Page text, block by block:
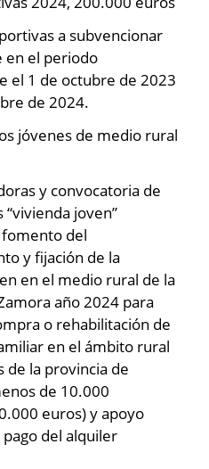
a subvencionar
en el periodo
el 1 de octubre de 2023
de 2024.
jóvenes de medio rural
y convocatoria de
joven”
del
y fijación de la
en el medio rural de la
año 2024 para
o rehabilitación de
en el ámbito rural
de la provincia de
de 10.000
euros) y apoyo
del alquiler